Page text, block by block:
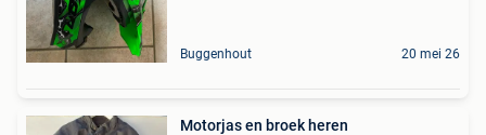
Buggenhout 20 mei 26
Motorjas en broek heren